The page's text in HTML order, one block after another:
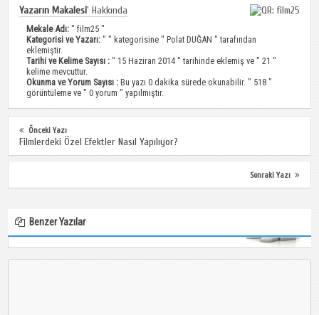
Yazarın Makalesi' Hakkında
Mekale Adı:" film25"
Kategorisi ve Yazarı:" " kategorisine " Polat DUĞAN " tarafından
eklemiştir.
Tarihi ve Kelime Sayısı :" 15 Haziran 2014 " tarihinde eklemiş ve " 21 "
kelime mevcuttur.
Okunma ve Yorum Sayısı : Bu yazı 0 dakika sürede okunabilir. " 518 "
görüntüleme ve " 0 yorum " yapılmıştır.
Önceki Yazı
Filmlerdeki Özel Efektler Nasıl Yapılıyor?
Sonraki Yazı
Benzer Yazılar